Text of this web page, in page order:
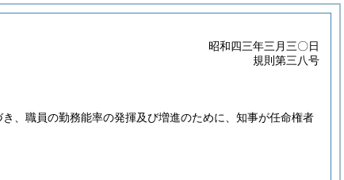
昭和四三年三月三〇日
規則第三八号
、職員の勤務能率の発揮及び増進のために、知事が任命権者